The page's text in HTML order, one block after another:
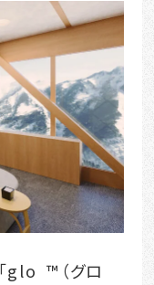
glo ™（グロ